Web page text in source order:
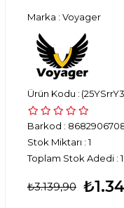
Marka : Voyager
Barkod :
Stok Miktarı : 1
Toplam Stok Adedi : 1
₺3.139,90